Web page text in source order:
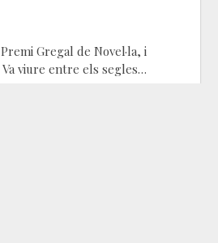
Gregal de Novel·la, i
viure entre els segles…